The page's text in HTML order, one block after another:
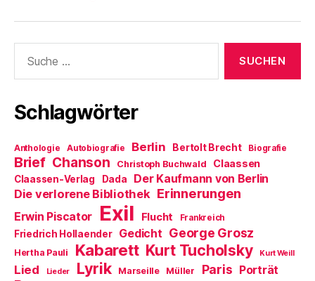
nach:
Schlagwörter
Anthologie Autobiografie Berlin Bertolt Brecht Biografie
Brief Chanson Christoph Buchwald Claassen
Claassen-Verlag Dada Der Kaufmann von Berlin
Die verlorene Bibliothek Erinnerungen
Erwin Piscator Exil Flucht Frankreich
Friedrich Hollaender Gedicht George Grosz
Hertha Pauli Kabarett Kurt Tucholsky Kurt Weill
Lied Lieder Lyrik Marseille Müller Paris Porträt